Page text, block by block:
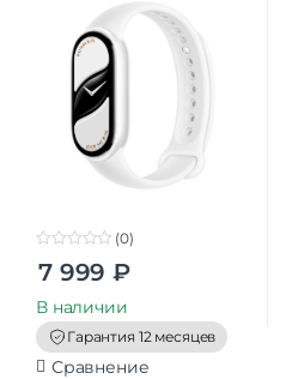
Оперативная Память
o
t
o
f
5
(0)
7 999 ₽
В наличии
Гарантия 12 месяцев
Сравнение